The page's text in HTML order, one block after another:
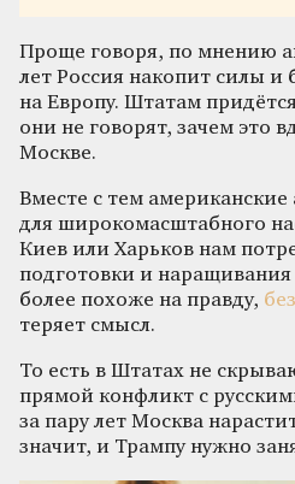
Проще говоря, по мнению
лет Россия накопит силы и
на Европу. Штатам
они не говорят, зачем это
Москве.
Вместе с тем
для широкомасштабного
Киев или Харьков нам
подготовки и наращивания
более похоже на правду,
теряет смысл.
То есть в Штатах не
прямой конфликт с
за пару лет Москва
значит, и Трампу нужно